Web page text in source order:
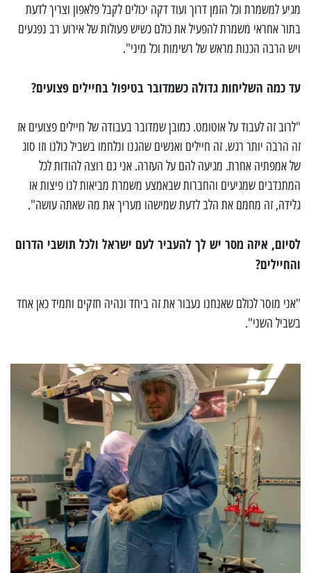
מגיע למשמרת וכל הזמן דרוך ועוד דקה יכולים לקבל פלאפון וצריך לדעת
בתור אחראי משמרת להפעיל את כולם כשיש פעולות של אירוע רב נפגעים
ויש הרבה הכנות מראש של רשימות וכל מיני".
עד כמה השליחות גדולה כשמדובר בטיפול בחיילים פצועים?
"לרוב זה לעבוד על אוטומט. כמובן שמדובר בעבודה של חיילים פצועים אז
זה הרבה יותר רגש. זה חיילים ואנשים שהגנו ונלחמו בשביל כולנו וזו סוג
של אמפתיה אחרת. מגיעה להם על העזרה. אני גם רוצה להודות לכל
המתנדבים שמגיעים והחברות שבאמצע משמרת מביאות לנו פיצות או
גלידה, זה מחמם את הלב לדעת שמישהו מעריך את מה שאתה עושה".
לסיום, איזה מסר יש לך להעביר לעם ישראל ולכל תושבי הדרום
והחיילים?
"אני מוסר לכולם שאנחנו נעבור את זה ביחד ונהיה חזקים ותמיד כאן אחד
בשביל השני".